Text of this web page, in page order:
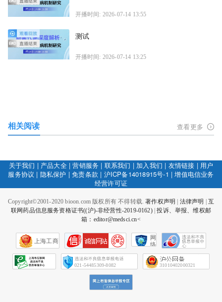
开播时间: 2026-07-14 13:55
测试
开播时间: 2026-07-14 13:25
相关阅读 查看更多
关于我们 | 产品大全|营销服务 | 联系我们 | 加入我们 | 友情链接 | 用户
服务协议 | 隐私保护 |免责条款 | 沪ICP备14018915号-1 |增值电信业务
经营许可证
Copyright©2001-2020 bioon.com 版权所有 不得转载.著作权声明 法律声明
互
联网药品信息服务资格证书((沪)-非经营性-2019-0162)|投诉、举报、维权邮
箱：editor@medsci.cn<
上海工商
网
络
会
征
021-54485309-8082 31010402000321